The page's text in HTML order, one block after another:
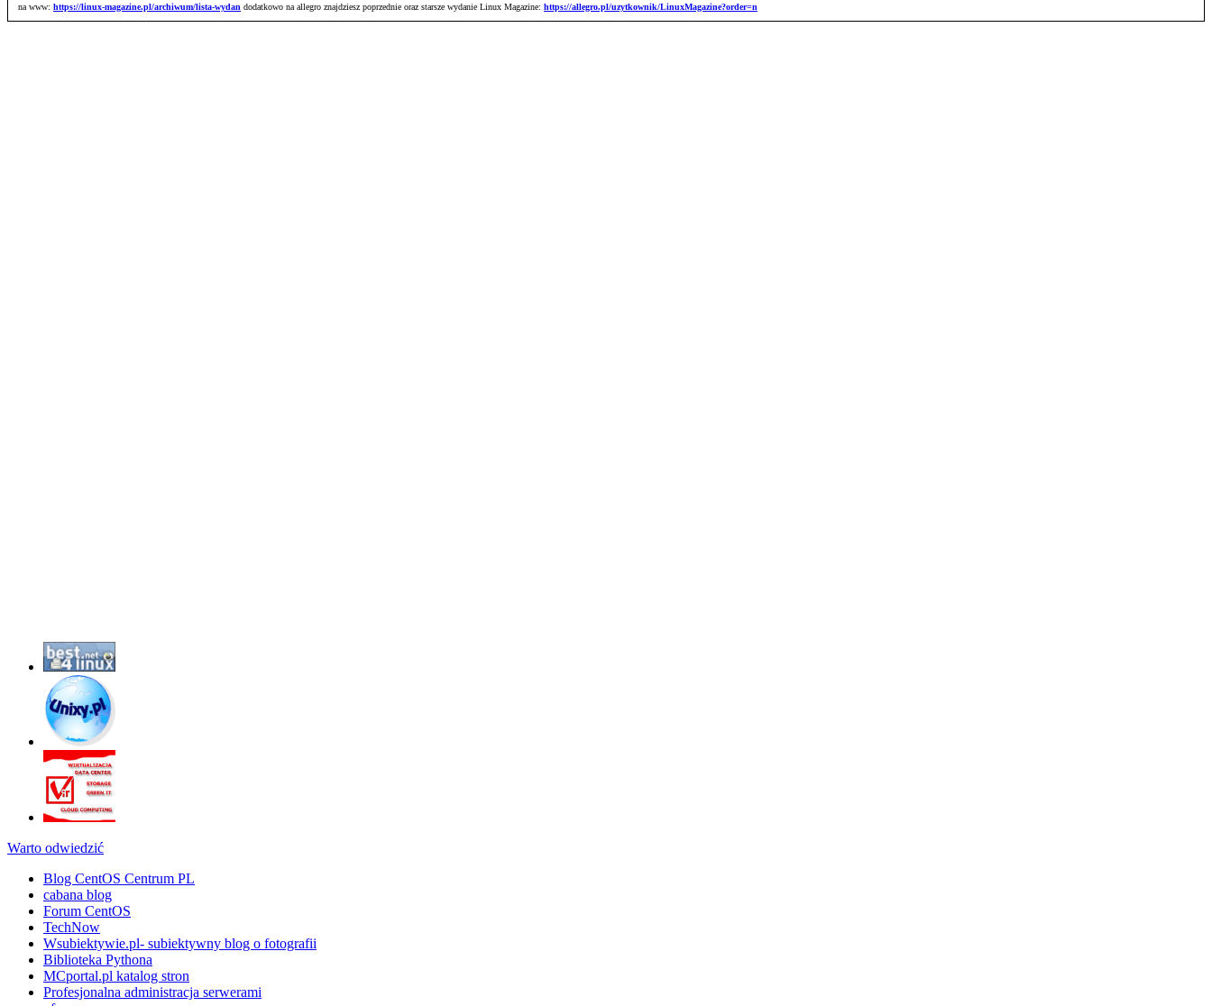
na www: https://linux-magazine.pl/archiwum/lista-wydan dodatkowo na allegro znajdziesz poprzednie oraz starsze wydanie Linux Magazine: https://allegro.pl/uzytkownik/LinuxMagazine?order=n
Warto odwiedzić
Blog CentOS Centrum PL
cabana blog
Forum CentOS
TechNow
Wsubiektywie.pl- subiektywny blog o fotografii
Biblioteka Pythona
MCportal.pl katalog stron
Profesjonalna administracja serwerami